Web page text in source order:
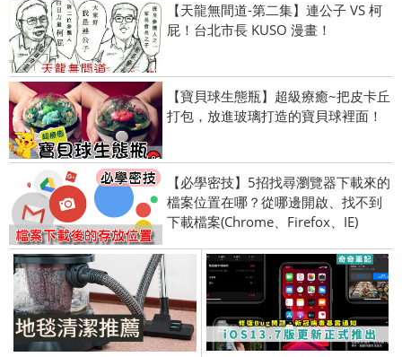
【天龍無間道-第二集】連公子 VS 柯
屁！台北市長 KUSO 漫畫！
【寶貝球生態瓶】超級療癒~把皮卡丘
打包，放進玻璃打造的寶貝球裡面！
【必學密技】5招找尋瀏覽器下載來的
檔案位置在哪？從哪邊開啟、找不到
下載檔案(Chrome、Firefox、IE)